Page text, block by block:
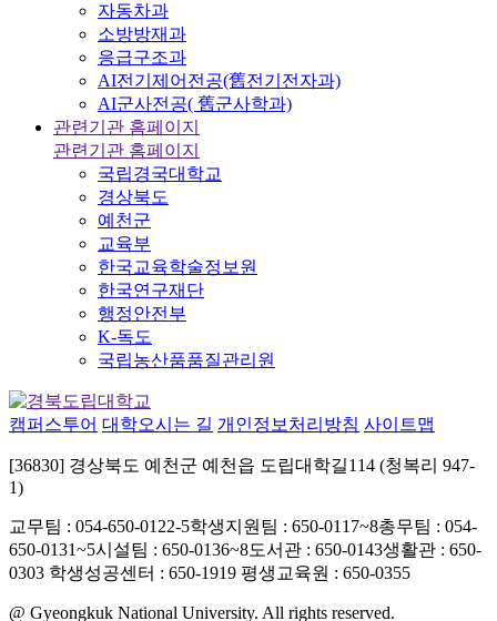
자동차과
소방방재과
응급구조과
AI전기제어전공(舊전기전자과)
AI군사전공( 舊군사학과)
관련기관 홈페이지
관련기관 홈페이지
국립경국대학교
경상북도
예천군
교육부
한국교육학술정보원
한국연구재단
행정안전부
K-독도
국립농산품품질관리원
캠퍼스투어 대학오시는 길 개인정보처리방침 사이트맵
[36830] 경상북도 예천군 예천읍 도립대학길114 (청복리 947-
1)
교무팀 : 054-650-0122-5학생지원팀 : 650-0117~8총무팀 : 054-
650-0131~5시설팀 : 650-0136~8도서관 : 650-0143생활관 : 650-
0303 학생성공센터 : 650-1919 평생교육원 : 650-0355
@ Gyeongkuk National University. All rights reserved.